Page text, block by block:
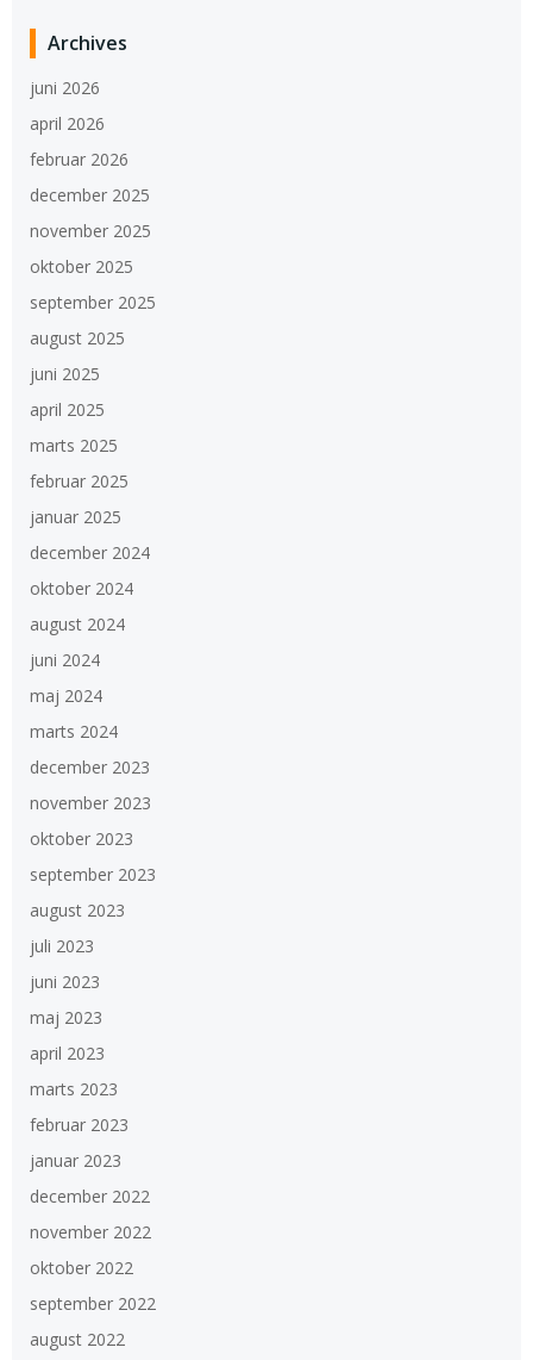
Archives
juni 2026
april 2026
februar 2026
december 2025
november 2025
oktober 2025
september 2025
august 2025
juni 2025
april 2025
marts 2025
februar 2025
januar 2025
december 2024
oktober 2024
august 2024
juni 2024
maj 2024
marts 2024
december 2023
november 2023
oktober 2023
september 2023
august 2023
juli 2023
juni 2023
maj 2023
april 2023
marts 2023
februar 2023
januar 2023
december 2022
november 2022
oktober 2022
september 2022
august 2022